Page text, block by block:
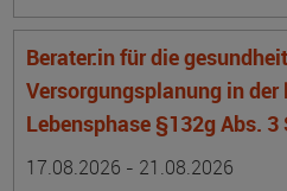
Berater:in für die
Versorgungsplanung in der
Lebensphase §132g Abs. 3
17.08.2026 - 21.08.2026